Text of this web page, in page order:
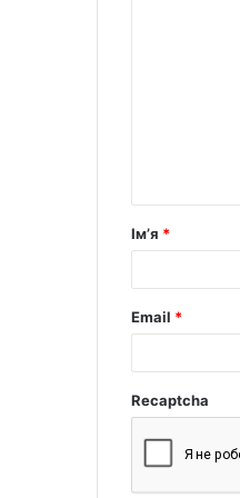
Ім’я *
Email *
Recaptcha